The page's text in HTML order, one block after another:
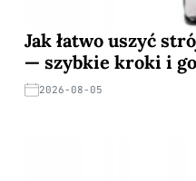
Jak łatwo uszyć
— szybkie kroki i
2026-08-05